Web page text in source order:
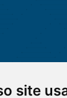
site